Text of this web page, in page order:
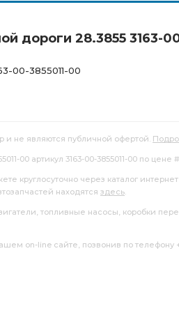
дороги 28.3855 3163-
00-3855011-00
и не являются публичной офертой.
00 артикул 3163-00-3855011-00 по
круглосуточно через каталог
находятся здесь.
топливные насосы, коробки
on-line сайте, позвонив по телефону